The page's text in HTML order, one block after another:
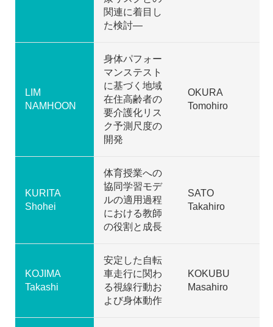
関連に着目し
た検討―
LIM
NAMHOON
身体パフォー
マンステスト
に基づく地域
在住高齢者の
要介護化リス
ク予測尺度の
開発
OKURA
Tomohiro
KURITA
Shohei
体育授業への
協同学習モデ
ルの適用過程
における教師
の役割と成長
SATO
Takahiro
KOJIMA
Takashi
安定した自転
車走行に関わ
る視線行動お
よび身体動作
KOKUBU
Masahiro